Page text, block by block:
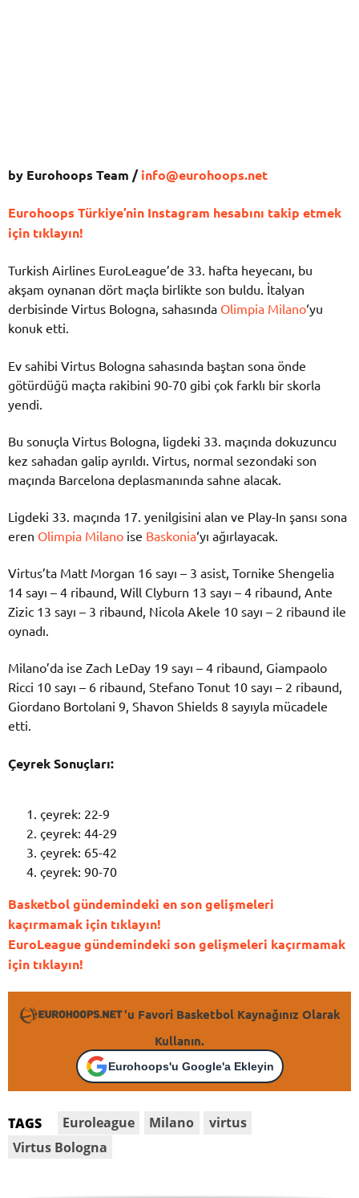
by Eurohoops Team /info@eurohoops.net
Eurohoops Türkiye’nin Instagram hesabını takip etmek
için tıklayın!
Turkish Airlines EuroLeague’de 33. hafta heyecanı, bu
akşam oynanan dört maçla birlikte son buldu. İtalyan
derbisinde Virtus Bologna, sahasında Olimpia Milano‘yu
konuk etti.
Ev sahibi Virtus Bologna sahasında baştan sona önde
götürdüğü maçta rakibini 90-70 gibi çok farklı bir skorla
yendi.
Bu sonuçla Virtus Bologna, ligdeki 33. maçında dokuzuncu
kez sahadan galip ayrıldı. Virtus, normal sezondaki son
maçında Barcelona deplasmanında sahne alacak.
Ligdeki 33. maçında 17. yenilgisini alan ve Play-In şansı sona
eren Olimpia Milano ise Baskonia‘yı ağırlayacak.
Virtus’ta Matt Morgan 16 sayı – 3 asist, Tornike Shengelia
14 sayı – 4 ribaund, Will Clyburn 13 sayı – 4 ribaund, Ante
Zizic 13 sayı – 3 ribaund, Nicola Akele 10 sayı – 2 ribaund ile
oynadı.
Milano’da ise Zach LeDay 19 sayı – 4 ribaund, Giampaolo
Ricci 10 sayı – 6 ribaund, Stefano Tonut 10 sayı – 2 ribaund,
Giordano Bortolani 9, Shavon Shields 8 sayıyla mücadele
etti.
Çeyrek Sonuçları:
çeyrek: 22-9
çeyrek: 44-29
çeyrek: 65-42
çeyrek: 90-70
Basketbol gündemindeki en son gelişmeleri
kaçırmamak için tıklayın!
EuroLeague gündemindeki son gelişmeleri kaçırmamak
için tıklayın!
'u Favori Basketbol Kaynağınız Olarak
Kullanın.
Eurohoops'u Google'a Ekleyin
TAGS Euroleague Milano
virtus
Virtus Bologna